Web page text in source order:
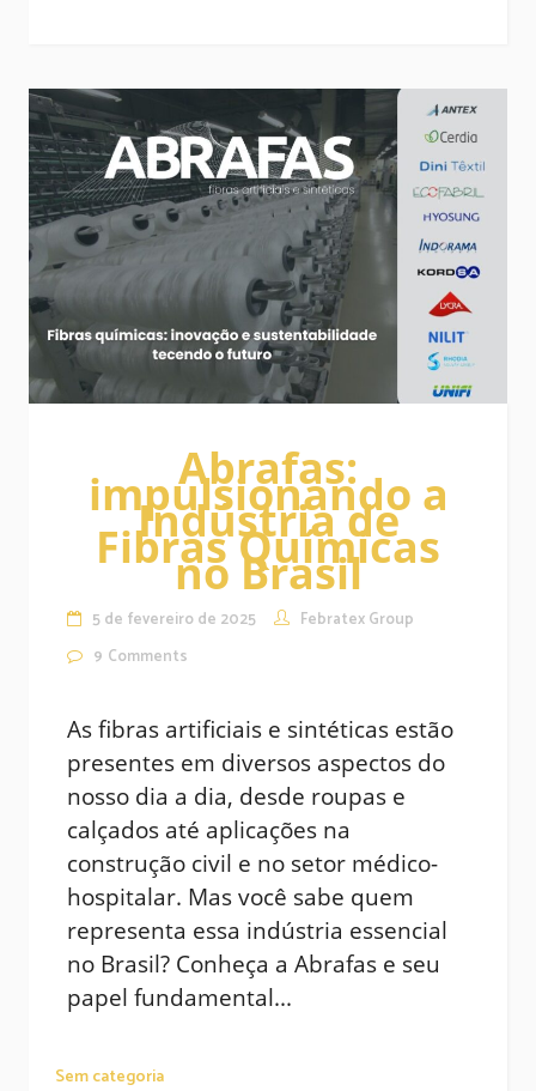
Abrafas:
impulsionando a
Indústria de
Fibras Químicas
no Brasil
5 de fevereiro de 2025
Febratex Group
9 Comments
As fibras artificiais e sintéticas estão
presentes em diversos aspectos do
nosso dia a dia, desde roupas e
calçados até aplicações na
construção civil e no setor médico-
hospitalar. Mas você sabe quem
representa essa indústria essencial
no Brasil? Conheça a Abrafas e seu
papel fundamental...
Sem categoria